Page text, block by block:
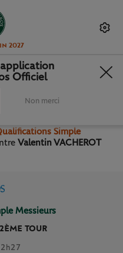
2027
Simple
Valentin VACHEROT
Messieurs
2ÈME TOUR
Officiel
Non merci